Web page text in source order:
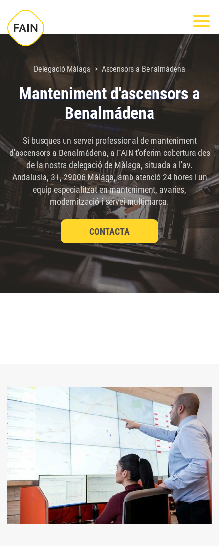
este
sitio
sistema
Delegació Màlaga Ascensors a Benalmádena
Manteniment d'ascensors a
Benalmádena
Si busques un servei professional de manteniment
d'ascensors a Benalmádena, a FAIN t'oferim cobertura des
de la nostra delegació de Màlaga, situada a l'av.
Andalusia, 31, 29006 Màlaga, amb atenció 24 hores i un
equip especialitzat en manteniment, avaries,
modernització i servei multimarca.
CONTACTA